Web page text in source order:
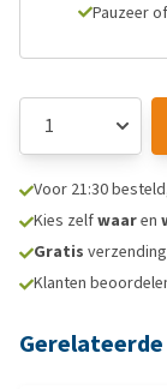
Pauzeer
Voor 21:30
Kies zelfwaaren
Gratis
Klanten